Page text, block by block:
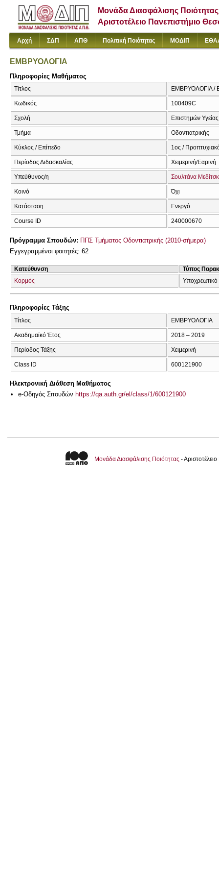
Μονάδα Διασφάλισης Ποιότητας
Αριστοτέλειο Πανεπιστήμιο
Αρχή ΣΔΠ ΑΠΘ Πολιτική Ποιότητας ΜΟΔΙΠ
ΕΜΒΡΥΟΛΟΓΙΑ
Πληροφορίες Μαθήματος
Τίτλος ΕΜΒΡΥΟΛΟΓΙΑ /
Κωδικός 100409C
Σχολή Επιστημών Υγείας
Τμήμα Οδοντιατρικής
Κύκλος / Επίπεδο 1ος /
Περίοδος Διδασκαλίας Χειμερινή/Εαρινή
Υπεύθυνος/η Σουλτάνα
Κοινό Όχι
Κατάσταση Ενεργό
Course ID 240000670
Πρόγραμμα Σπουδών: ΠΠΣ Τμήματος Οδοντιατρικής (2010-σήμερα)
Εγγεγραμμένοι φοιτητές: 62
Κατεύθυνση
Τύπος
Κορμός
Υποχρεωτικό
Πληροφορίες Τάξης
Τίτλος ΕΜΒΡΥΟΛΟΓΙΑ
Ακαδημαϊκό Έτος 2018 – 2019
Περίοδος Τάξης Χειμερινή
Class ID 600121900
Ηλεκτρονική Διάθεση Μαθήματος
e-Οδηγός Σπουδών https://qa.auth.gr/el/class/1/600121900
Μονάδα Διασφάλισης Ποιότητας -